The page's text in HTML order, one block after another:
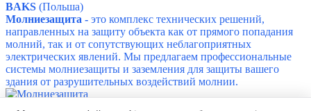
BAKS (Польша)
Молниезащита - это комплекс технических решений,
направленных на защиту объекта как от прямого попадания
молний, так и от сопутствующих неблагоприятных
электрических явлений. Мы предлагаем профессиональные
системы молниезащиты и заземления для защиты вашего
здания от разрушительных воздействий молнии.